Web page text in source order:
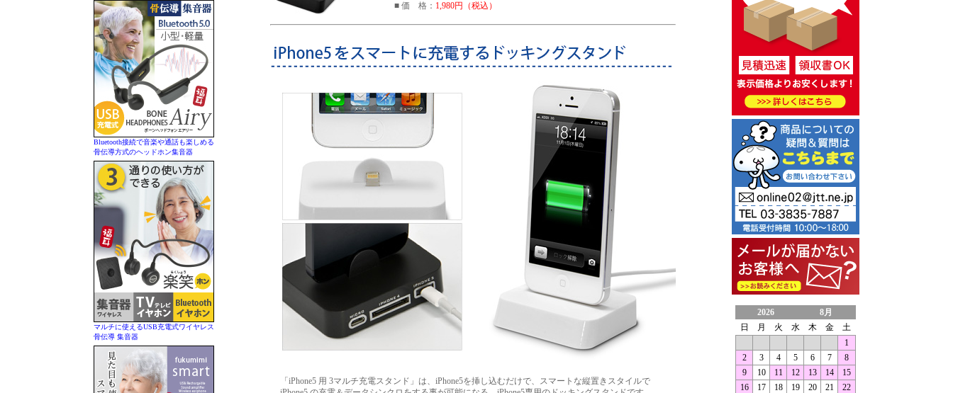
Bluetooth接続で音楽や通話も楽しめる
骨伝導方式のヘッドホン集音器
マルチに使えるUSB充電式ワイヤレス
骨伝導 集音器
■ 価 格： 1,980円（税込）
「iPhone5 用 3マルチ充電スタンド」は、iPhone5を挿し込むだけで、スマートな縦置きスタイルで
2026
8月
日
月 火 水 木 金
土
1
2
3 4 5 6 7
8
9
10 11 12 13 14
15
16
17 18 19 20 21
22